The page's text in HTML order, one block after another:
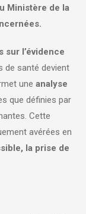
Ministère de la
sur l’évidence
de santé devient
une analyse
que définies par
Cette
avérées en
la prise de